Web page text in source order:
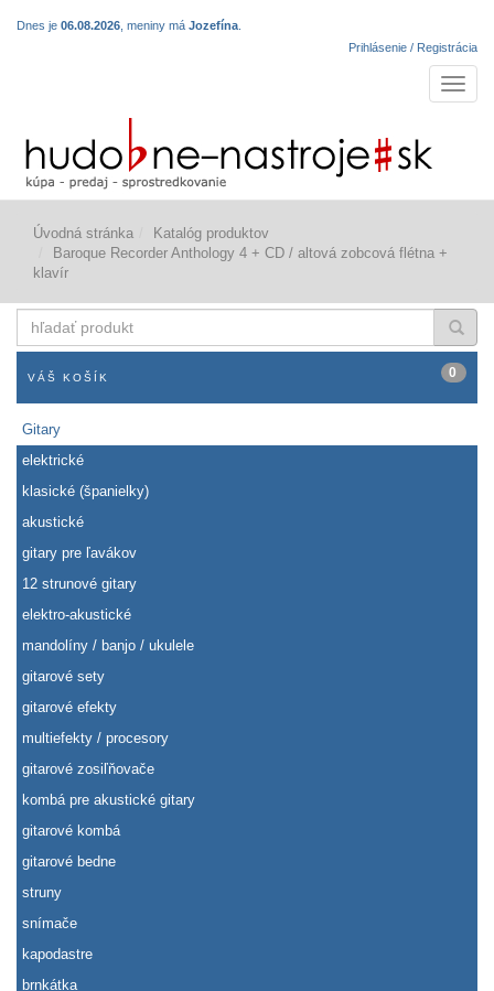
Dnes je 06.08.2026 , meniny má Jozefína
Prihlásenie / Registrácia
Úvodná stránka
Katalóg produktov
Baroque Recorder Anthology 4 + CD / altová zobcová flétna +
klavír
produkt
VÁŠ KOŠÍK 0
Gitary
elektrické
klasické (španielky)
akustické
gitary pre ľavákov
12 strunové gitary
elektro-akustické
mandolíny / banjo / ukulele
gitarové sety
gitarové efekty
multiefekty / procesory
gitarové zosiľňovače
kombá pre akustické gitary
gitarové kombá
gitarové bedne
struny
snímače
kapodastre
brnkátka